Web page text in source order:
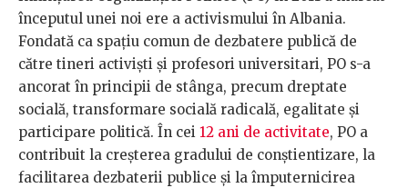
începutul unei noi ere a activismului în Albania.
Fondată ca spațiu comun de dezbatere publică de
către tineri activiști și profesori universitari, PO s-a
ancorat în principii de stânga, precum dreptate
socială, transformare socială radicală, egalitate și
participare politică. În cei 12 ani de activitate, PO a
contribuit la creșterea gradului de conștientizare, la
facilitarea dezbaterii publice și la împuternicirea